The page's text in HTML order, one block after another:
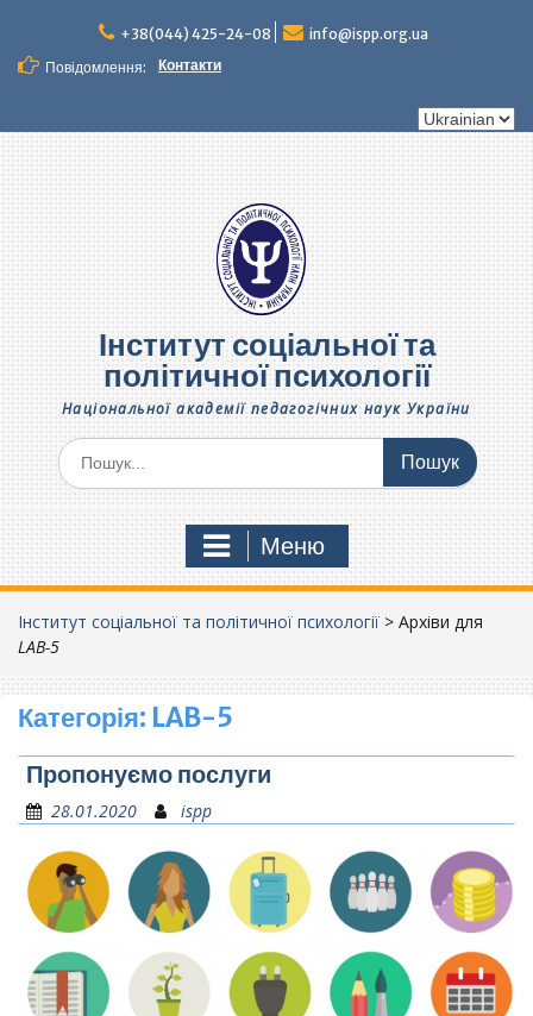
вмісту
+38(044) 425-24-08
info@ispp.org.ua
Повідомлення:
Контакти
Вибрати
Інститут соціальної та
політичної психології
Національної академії педагогічних наук України
Шукати:
Меню
Інститут соціальної та політичної психології > Архіви для
LAB-5
Категорія: LAB-5
Пропонуємо послуги
28.01.2020 ispp